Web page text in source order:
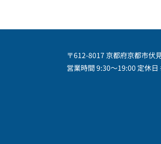
〒612-8017 京都府京都市伏
営業時間 9:30～19:00 定休日